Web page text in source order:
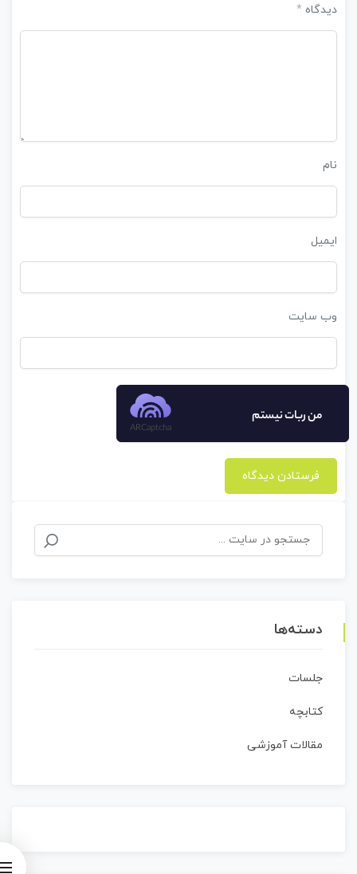
دیدگاه *
نام
ایمیل
وب‌ سایت
من ربات نیستم
ARCaptcha
جستجو
برای:
دسته‌ها
جلسات
کتابچه
مقالات آموزشی